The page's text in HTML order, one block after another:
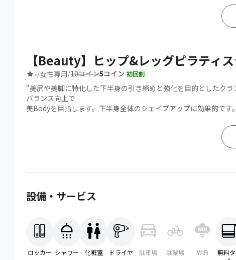
【Beauty】ヒップ&レッグピラティ
-/女性専用/10コイン5コイン 初回割
"美尻や美脚に特化した下半身の引き締めと強化を目的としたク
バランス向上で
美Bodyを目指します。下半身全体のシェイプアップに効果的です
設備・サービス
ロッカー シャワー 化粧室
ドライヤ
駐車場 駐輪場 WiFi
無料